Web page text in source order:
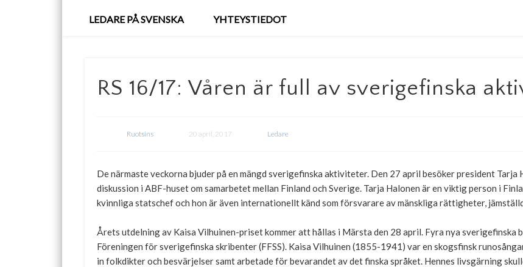
LEDARE PÅ SVENSKA YHTEYSTIEDOT
RS 16/17: Våren är full av sverigefinska
Ruotsins 20 april, 2017 Ledare
De närmaste veckorna bjuder på en mängd sverigefinska aktiviteter. Den 27 april besöker president Tarja
diskussion i ABF-huset om samarbetet mellan Finland och Sverige. Tarja Halonen är en viktig person i
kvinnliga statschef och hon är även internationellt känd som försvarare av mänskliga rättigheter,
Årets utdelning av Kaisa Vilhuinen-priset kommer att hållas i Märsta den 28 april. Fyra nya sverigefinska
Föreningen för sverigefinska skribenter (FFSS). Kaisa Vilhuinen (1855-1941) var en skogsfinsk
in folkdikter och besvärjelser samt arbetade för bevarandet av det finska språket. Hennes livsgärning